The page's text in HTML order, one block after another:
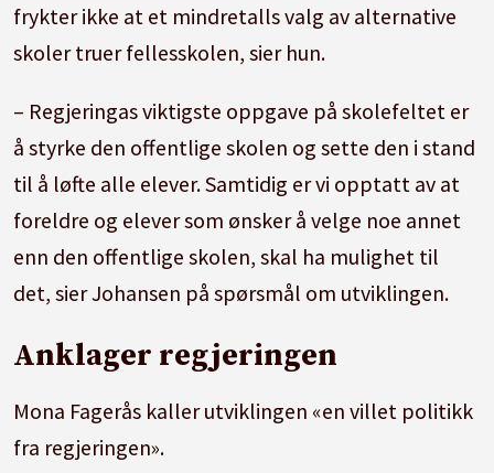
frykter ikke at et mindretalls valg av alternative
skoler truer fellesskolen, sier hun.
– Regjeringas viktigste oppgave på skolefeltet er
å styrke den offentlige skolen og sette den i stand
til å løfte alle elever. Samtidig er vi opptatt av at
foreldre og elever som ønsker å velge noe annet
enn den offentlige skolen, skal ha mulighet til
det, sier Johansen på spørsmål om utviklingen.
Anklager regjeringen
Mona Fagerås kaller utviklingen «en villet politikk
fra regjeringen».